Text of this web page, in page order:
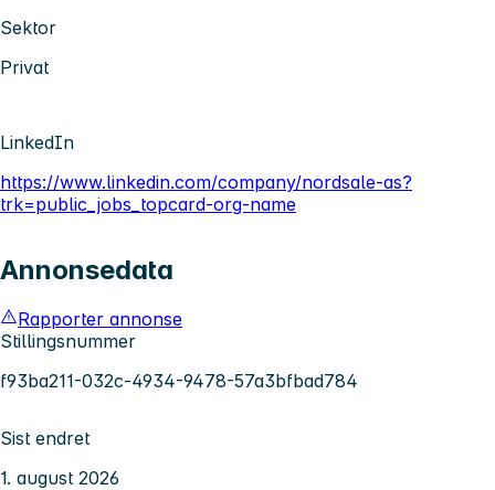
Sektor
Privat
LinkedIn
https://www.linkedin.com/company/nordsale-as?
trk=public_jobs_topcard-org-name
Annonsedata
Rapporter annonse
Stillingsnummer
f93ba211-032c-4934-9478-57a3bfbad784
Sist endret
1. august 2026